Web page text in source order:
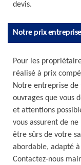
devis.
Notre prix
Pour les
réalisé à prix
Notre entreprise de
ouvrages que vous
et attentions
vous assurent de
être sûrs de votre
abordable, adapté
Contactez-nous